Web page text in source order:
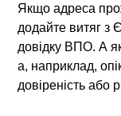
Якщо адреса
додайте витяг з
довідку ВПО. А
а, наприклад,
довіреність або